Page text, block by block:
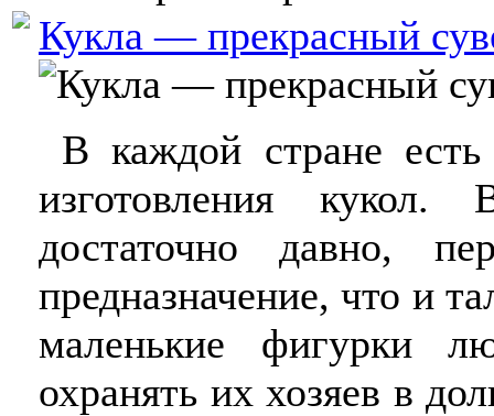
Кукла — прекрасный
В каждой стране
изготовления
достаточно давно,
предназначение, что и
маленькие фигурки
охранять их хозяев в